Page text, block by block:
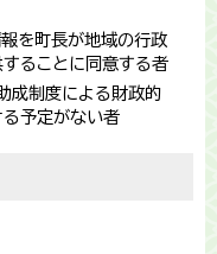
を町長が地域の行政
ることに同意する者
成制度による財政的
予定がない者